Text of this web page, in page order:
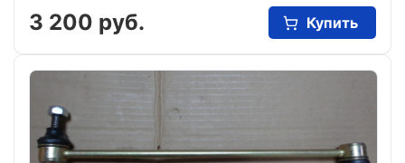
3 200 руб. Купить